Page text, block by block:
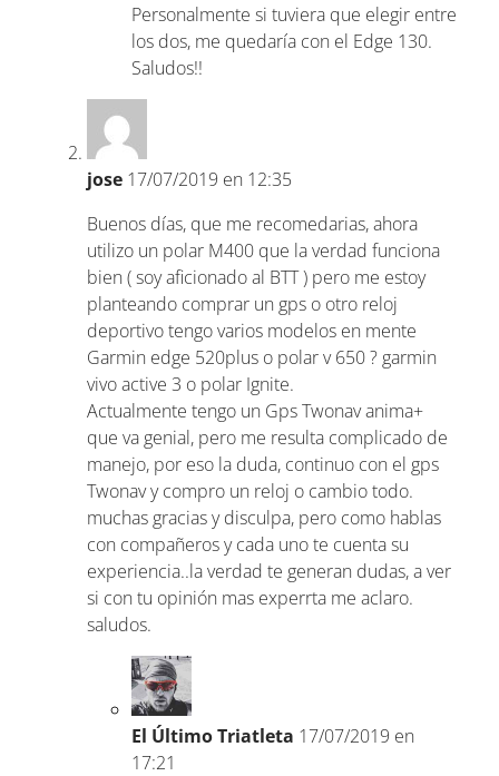
Personalmente si tuviera que elegir entre
los dos, me quedaría con el Edge 130.
Saludos!!
jose 17/07/2019 en 12:35
Buenos días, que me recomedarias, ahora
utilizo un polar M400 que la verdad funciona
bien ( soy aficionado al BTT ) pero me estoy
planteando comprar un gps o otro reloj
deportivo tengo varios modelos en mente
Garmin edge 520plus o polar v 650 ? garmin
vivo active 3 o polar Ignite.
Actualmente tengo un Gps Twonav anima+
que va genial, pero me resulta complicado de
manejo, por eso la duda, continuo con el gps
Twonav y compro un reloj o cambio todo.
muchas gracias y disculpa, pero como hablas
con compañeros y cada uno te cuenta su
experiencia..la verdad te generan dudas, a ver
si con tu opinión mas experrta me aclaro.
saludos.
El Último Triatleta 17/07/2019 en
17:21